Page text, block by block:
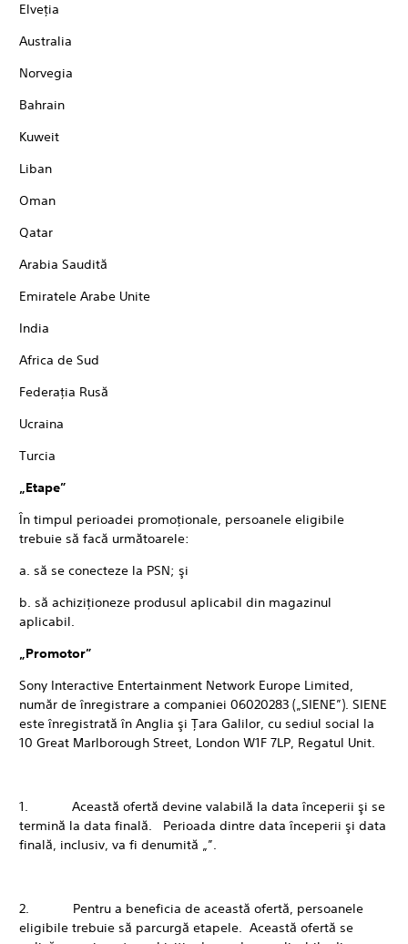
Elveţia
Australia
Norvegia
Bahrain
Kuweit
Liban
Oman
Qatar
Arabia Saudită
Emiratele Arabe Unite
India
Africa de Sud
Federaţia Rusă
Ucraina
Turcia
„Etape”
În timpul perioadei promoţionale, persoanele eligibile
trebuie să facă următoarele:
a. să se conecteze la PSN; şi
b. să achiziţioneze produsul aplicabil din magazinul
aplicabil.
„Promotor”
Sony Interactive Entertainment Network Europe Limited,
număr de înregistrare a companiei 06020283 („SIENE”). SIENE
este înregistrată în Anglia şi Ţara Galilor, cu sediul social la
10 Great Marlborough Street, London W1F 7LP, Regatul Unit.
1. Această ofertă devine valabilă la data începerii şi se
termină la data finală. Perioada dintre data începerii şi data
finală, inclusiv, va fi denumită „”.
2. Pentru a beneficia de această ofertă, persoanele
eligibile trebuie să parcurgă etapele. Această ofertă se